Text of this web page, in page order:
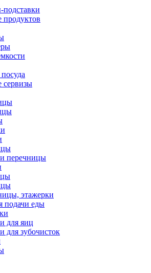
подставки
продуктов
сервизы
перечницы
этажерки
подачи еды
для яиц
для зубочисток